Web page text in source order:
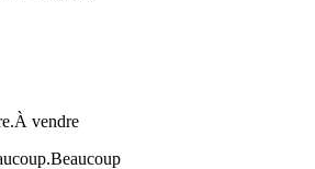
À vendre
Beaucoup